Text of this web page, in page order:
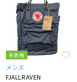
未使用
メンズ
FJALLRAVEN